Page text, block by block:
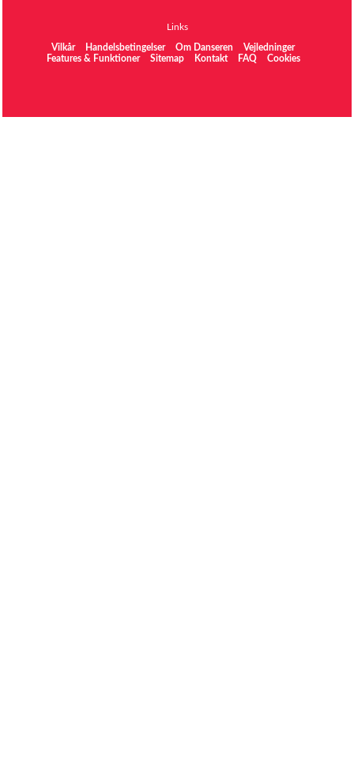
Links
Vilkår Handelsbetingelser Om Danseren
Vejledninger
Features & Funktioner
Sitemap Kontakt FAQ Cookies